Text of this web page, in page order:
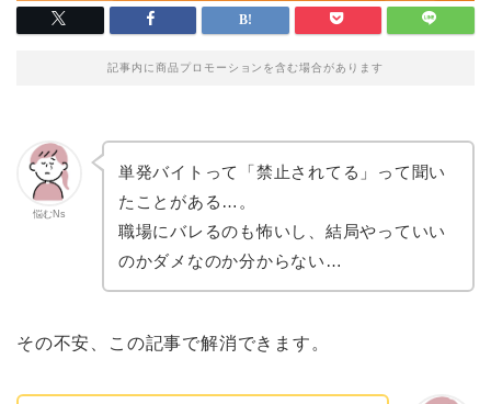
記事内に商品プロモーションを含む場合があります
悩むNs
単発バイトって「禁止されてる」って聞い
たことがある…。
職場にバレるのも怖いし、結局やっていい
のかダメなのか分からない…
その不安、この記事で解消できます。